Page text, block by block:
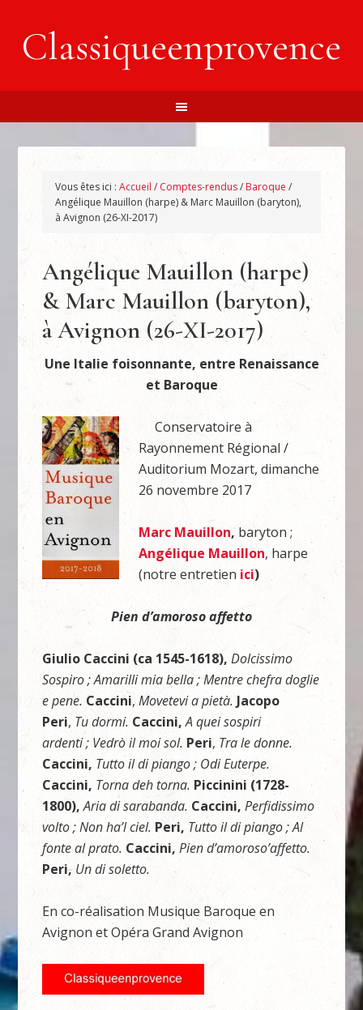
Classiqueenprovence
Vous êtes ici :Accueil / Comptes-rendus/ Baroque /
Angélique Mauillon (harpe) & Marc Mauillon (baryton),
à Avignon (26-XI-2017)
Angélique Mauillon (harpe)
& Marc Mauillon (baryton),
à Avignon (26-XI-2017)
Une Italie foisonnante, entre Renaissance
et Baroque
Conservatoire à
Rayonnement Régional /
Auditorium Mozart, dimanche
26 novembre 2017
Marc Mauillon, baryton ;
Angélique Mauillon, harpe
(notre entretien ici)
Pien d’amoroso affetto
Giulio Caccini (ca 1545-1618), Dolcissimo
Sospiro ; Amarilli mia bella ; Mentre chefra doglie
e pene. Caccini,Movetevi a pietà. Jacopo
Peri, Tu dormi. Caccini, A quei sospiri
ardenti ; Vedrò il moi sol.Peri, Tra le donne.
Caccini, Tutto il di piango ; Odi Euterpe.
Caccini, Torna deh torna. Piccinini (1728-
1800), Aria di sarabanda. Caccini, Perfidissimo
volto ; Non ha’l ciel. Peri, Tutto il di piango ; Al
fonte al prato.Caccini, Pien d’amoroso’affetto.
Peri, Un di soletto.
En co-réalisation Musique Baroque en
Avignon et Opéra Grand Avignon